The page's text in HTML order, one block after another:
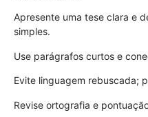
Apresente uma tese clara e
simples.
Use parágrafos curtos e
Evite linguagem rebuscada;
Revise ortografia e